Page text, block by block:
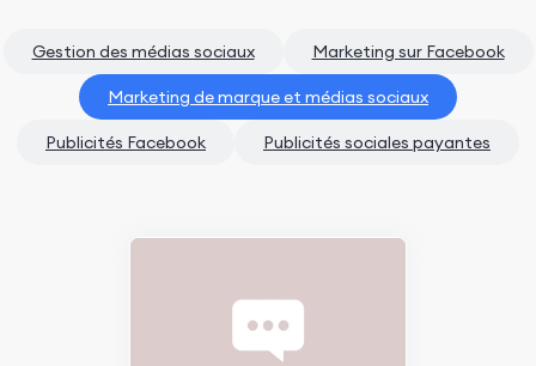
Gestion des médias sociaux Marketing sur Facebook
Marketing de marque et médias sociaux
Publicités Facebook Publicités sociales payantes